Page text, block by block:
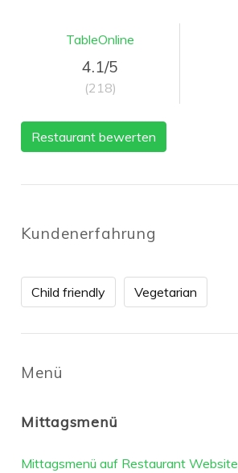
TableOnline
4.1/5
(218)
Restaurant bewerten
Kundenerfahrung
Child friendly Vegetarian
Menü
Mittagsmenü
Mittagsmenü auf Restaurant Website